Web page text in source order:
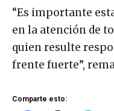
“Es importante
en la atención de
quien resulte
frente fuerte”,
Comparte esto: